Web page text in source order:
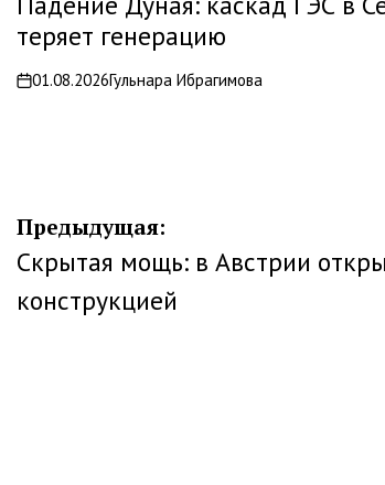
теряет генерацию
on01.08.2026Гульнара Ибрагимова
Навигация
по
записям
Предыдущая:
Скрытая мощь: в Австрии
конструкцией